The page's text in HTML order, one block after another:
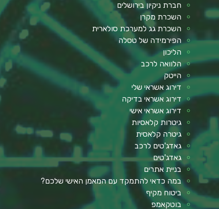
חברת ניקיון בירושלים
השכרת מקרן
השכרת גג למערכת סולארית
הפירמידה של טסלה
הליכון
הלוואה לרכב
הייטק
דירוג אשראי שלי
דירוג אשראי בדיקה
דירוג אשראי אישי
גיטרות קלאסיות
גיטרה קלאסית
גאדג'טים לרכב
גאדג'טים
בניית אתרים
במה כדאי להתמקד עם המאמן האישי שלכם?
ביטוח מקיף
בוטקאמפ